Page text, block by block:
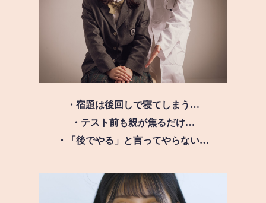
・宿題は後回しで寝てしまう…
・テスト前も親が焦るだけ…
・「後でやる」と言ってやらない…